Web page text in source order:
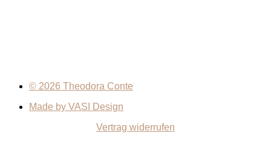
© 2026 Theodora Conte
Made by VASI Design
Vertrag widerrufen